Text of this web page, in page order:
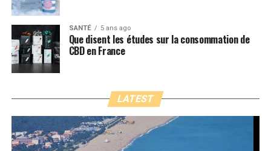
SANTÉ 5 ans ago
Que disent les études sur la consommation de
CBD en France
LATEST